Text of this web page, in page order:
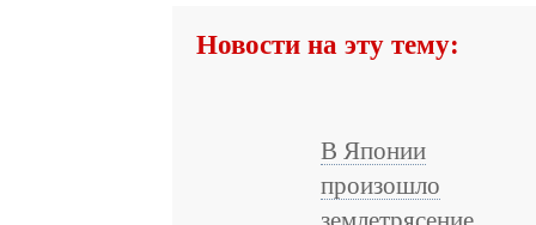
Новости на эту тему:
В Японии
произошло